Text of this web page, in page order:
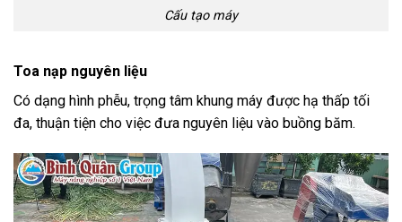
Cấu tạo máy
Toa nạp nguyên liệu
Có dạng hình phễu, trọng tâm khung máy được hạ thấp tối
đa, thuận tiện cho việc đưa nguyên liệu vào buồng băm.